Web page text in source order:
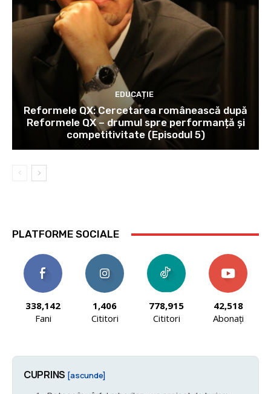
EDUCAȚIE
Reformele QX: Cercetarea românească după
Reformele QX – drumul spre performanță și
competitivitate (Episodul 5)
PLATFORME SOCIALE
338,142
Fani
1,406
Cititori
778,915
Cititori
42,518
Abonați
CUPRINS [ascunde]